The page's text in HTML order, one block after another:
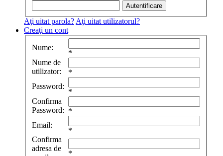
Aţi uitat parola? Aţi uitat utilizatorul?
Creaţi un cont
Nume:
*
Nume de
utilizator:
*
Password:
*
Confirma
Password: *
Email:
*
Confirma
adresa de
*